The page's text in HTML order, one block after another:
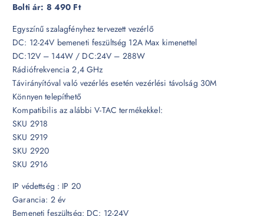
Bolti ár: 8 490 Ft
Egyszínű szalagfényhez tervezett vezérlő
DC: 12-24V bemeneti feszültség 12A Max kimenettel
DC:12V – 144W / DC:24V – 288W
Rádiófrekvencia 2,4 GHz
Távirányítóval való vezérlés esetén vezérlési távolság 30M
Könnyen telepíthető
Kompatibilis az alábbi V-TAC termékekkel:
SKU 2918
SKU 2919
SKU 2920
SKU 2916
IP védettség : IP 20
Garancia: 2 év
Bemeneti feszültség: DC: 12-24V